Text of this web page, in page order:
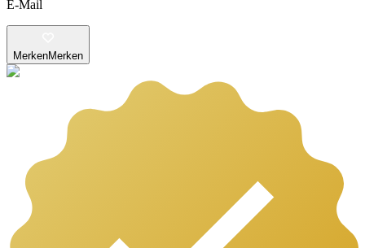
E-Mail
MerkenMerken